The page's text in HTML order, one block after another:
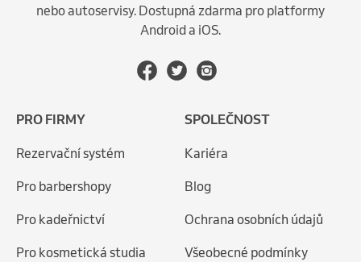
nebo autoservisy. Dostupná zdarma pro platformy
Android a iOS.
PRO FIRMY
Rezervační systém
Pro barbershopy
Pro kadeřnictví
Pro kosmetická studia
SPOLEČNOST
Kariéra
Blog
Ochrana osobních údajů
Všeobecné podmínky